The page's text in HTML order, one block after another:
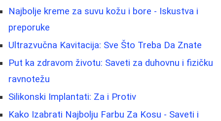
Najbolje kreme za suvu kožu i bore - Iskustva i
preporuke
Ultrazvučna Kavitacija: Sve Što Treba Da Znate
Put ka zdravom životu: Saveti za duhovnu i fizičku
ravnotežu
Silikonski Implantati: Za i Protiv
Kako Izabrati Najbolju Farbu Za Kosu - Saveti i